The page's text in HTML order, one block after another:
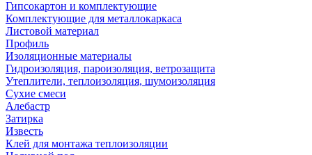
Гипсокартон и комплектующие
Комплектующие для металлокаркаса
Листовой материал
Профиль
Изоляционные материалы
Гидроизоляция, пароизоляция, ветрозащита
Утеплители, теплоизоляция, шумоизоляция
Сухие смеси
Алебастр
Затирка
Известь
Клей для монтажа теплоизоляции